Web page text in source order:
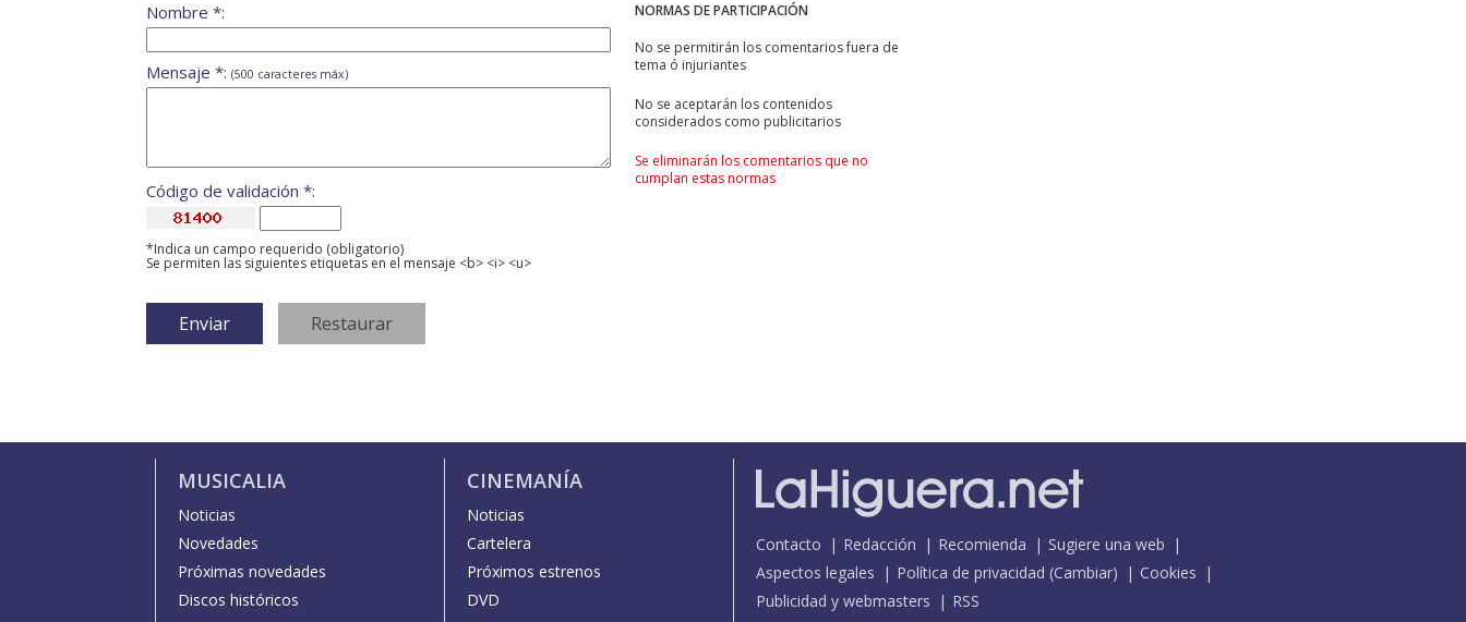
NORMAS DE PARTICIPACIÓN
No se permitirán los comentarios fuera de
tema ó injuriantes
No se aceptarán los contenidos
considerados como publicitarios
Se eliminarán los comentarios que no
cumplan estas normas
Nombre *:
Mensaje *: (500 caracteres máx)
Código de validación *:
*Indica un campo requerido (obligatorio)
Se permiten las siguientes etiquetas en el mensaje <b> <i> <u>
MUSICALIA
Noticias
Novedades
Próximas novedades
Discos históricos
CINEMANÍA
Noticias
Cartelera
Próximos estrenos
DVD
Contacto Redacción Recomienda
Sugiere una web
Aspectos legales
Política de privacidad (Cambiar)
Cookies
Publicidad y webmasters
RSS